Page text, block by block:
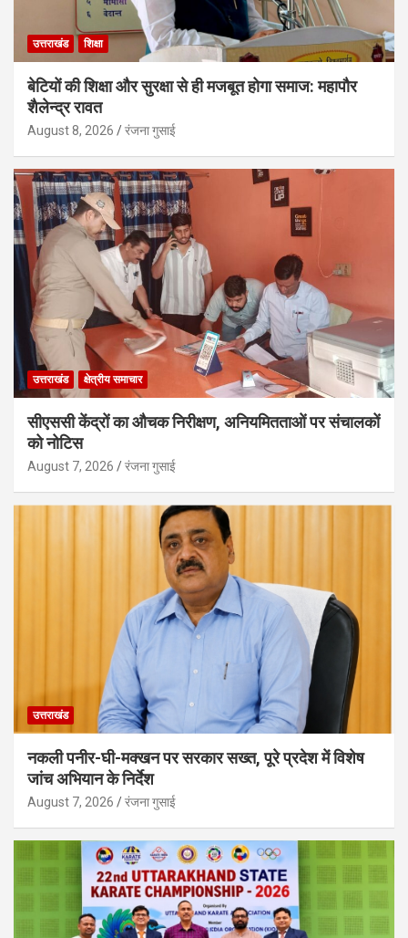
उत्तराखंड शिक्षा
बेटियों की शिक्षा और सुरक्षा से ही मजबूत होगा समाज: महापौर
शैलेन्द्र रावत
August 8, 2026 रंजना गुसाई
उत्तराखंड क्षेत्रीय समाचार
सीएससी केंद्रों का औचक निरीक्षण, अनियमितताओं पर संचालकों
को नोटिस
August 7, 2026 रंजना गुसाई
उत्तराखंड
नकली पनीर-घी-मक्खन पर सरकार सख्त, पूरे प्रदेश में विशेष
जांच अभियान के निर्देश
August 7, 2026 रंजना गुसाई